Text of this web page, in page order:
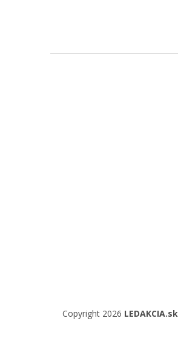
Copyright 2026 LEDAKCIA.sk